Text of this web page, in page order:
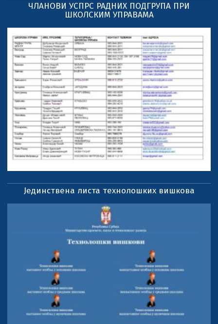
ЧЛАНОВИ УСПРС РАДНИХ ПОДГРУПА ПРИ
ШКОЛСКИМ УПРАВАМА
Јединствена листа технолошких вишкова